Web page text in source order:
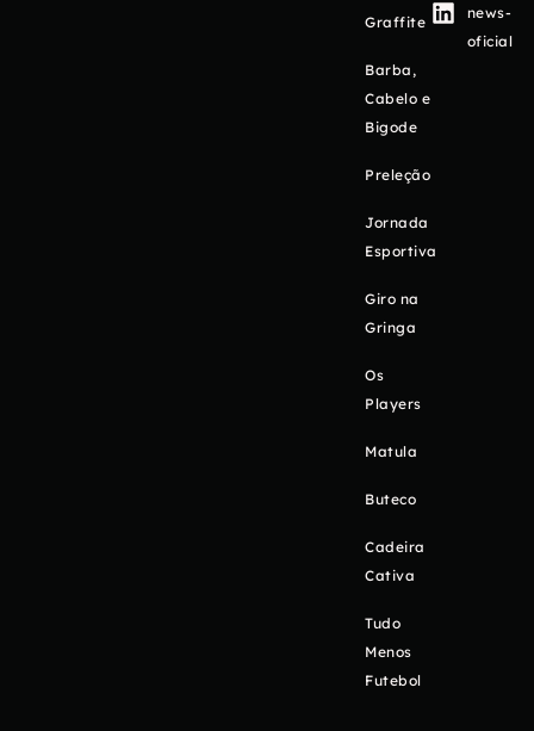
Graffite
Barba,
Cabelo e
Bigode
Preleção
Jornada
Esportiva
Giro na
Gringa
Os
Players
Matula
Buteco
Cadeira
Cativa
Tudo
Menos
Futebol
news-
oficial